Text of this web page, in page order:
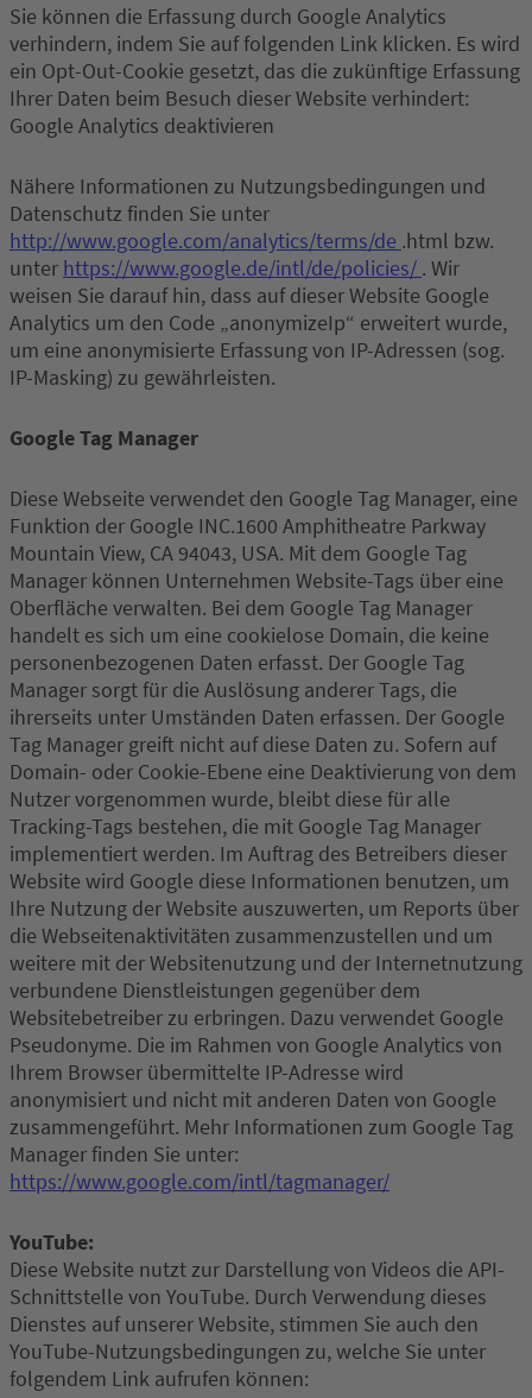
Sie können die Erfassung durch Google Analytics
verhindern, indem Sie auf folgenden Link klicken. Es wird
ein Opt-Out-Cookie gesetzt, das die zukünftige Erfassung
Ihrer Daten beim Besuch dieser Website verhindert:
Google Analytics deaktivieren
Nähere Informationen zu Nutzungsbedingungen und
Datenschutz finden Sie unter
http://www.google.com/analytics/terms/de .html bzw.
unter https://www.google.de/intl/de/policies/ . Wir
weisen Sie darauf hin, dass auf dieser Website Google
Analytics um den Code „anonymizeIp“ erweitert wurde,
um eine anonymisierte Erfassung von IP-Adressen (sog.
IP-Masking) zu gewährleisten.
Google Tag Manager
Diese Webseite verwendet den Google Tag Manager, eine
Funktion der Google INC.1600 Amphitheatre Parkway
Mountain View, CA 94043, USA. Mit dem Google Tag
Manager können Unternehmen Website-Tags über eine
Oberfläche verwalten. Bei dem Google Tag Manager
handelt es sich um eine cookielose Domain, die keine
personenbezogenen Daten erfasst. Der Google Tag
Manager sorgt für die Auslösung anderer Tags, die
ihrerseits unter Umständen Daten erfassen. Der Google
Tag Manager greift nicht auf diese Daten zu. Sofern auf
Domain- oder Cookie-Ebene eine Deaktivierung von dem
Nutzer vorgenommen wurde, bleibt diese für alle
Tracking-Tags bestehen, die mit Google Tag Manager
implementiert werden. Im Auftrag des Betreibers dieser
Website wird Google diese Informationen benutzen, um
Ihre Nutzung der Website auszuwerten, um Reports über
die Webseitenaktivitäten zusammenzustellen und um
weitere mit der Websitenutzung und der Internetnutzung
verbundene Dienstleistungen gegenüber dem
Websitebetreiber zu erbringen. Dazu verwendet Google
Pseudonyme. Die im Rahmen von Google Analytics von
Ihrem Browser übermittelte IP-Adresse wird
anonymisiert und nicht mit anderen Daten von Google
zusammengeführt. Mehr Informationen zum Google Tag
Manager finden Sie unter:
https://www.google.com/intl/tagmanager/
YouTube:
Diese Website nutzt zur Darstellung von Videos die API-
Schnittstelle von YouTube. Durch Verwendung dieses
Dienstes auf unserer Website, stimmen Sie auch den
YouTube-Nutzungsbedingungen zu, welche Sie unter
folgendem Link aufrufen können: